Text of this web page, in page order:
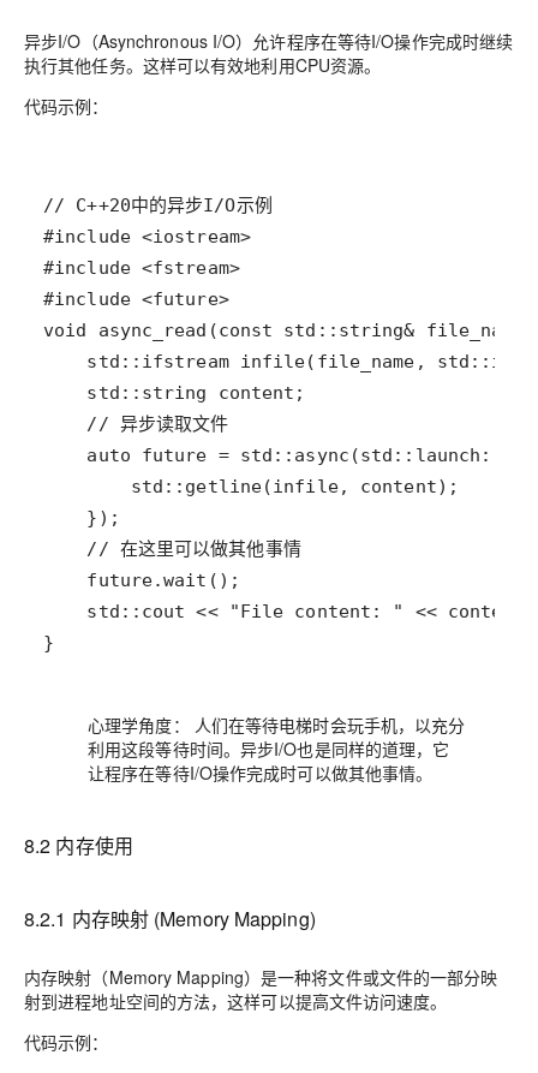
异步I/O（Asynchronous I/O）允许程序在等待I/O操作完成时继续
执行其他任务。这样可以有效地利用CPU资源。
代码示例：
#include <iostream>
#include <fstream>
#include <future>
    // 在这里可以做其他事情
}
心理学角度：
人们在等待电梯时会玩手机，以充分
利用这段等待时间。异步I/O也是同样的道理，它
让程序在等待I/O操作完成时可以做其他事情。
8.2 内存使用
8.2.1 内存映射 (Memory Mapping)
内存映射（Memory Mapping）是一种将文件或文件的一部分映
射到进程地址空间的方法，这样可以提高文件访问速度。
代码示例：